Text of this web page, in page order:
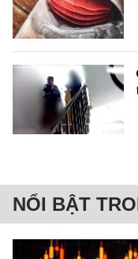
NỔI BẬT